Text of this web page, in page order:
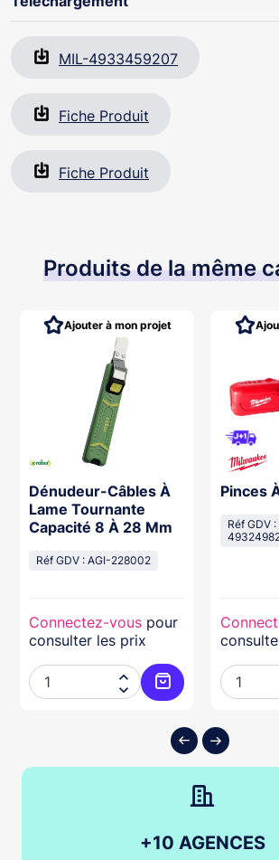
MIL-4933459207
Fiche Produit
Fiche Produit
Produits de la même
au panier
Dénudeur-Câbles À
Lame Tournante
Capacité 8 À 28 Mm
Réf GDV : AGI-228002
Connectez-vous pour
consulter les prix


Ajouter au panier
Ajouter à mon projet
Pinces
Réf GDV
+10 AGENCES